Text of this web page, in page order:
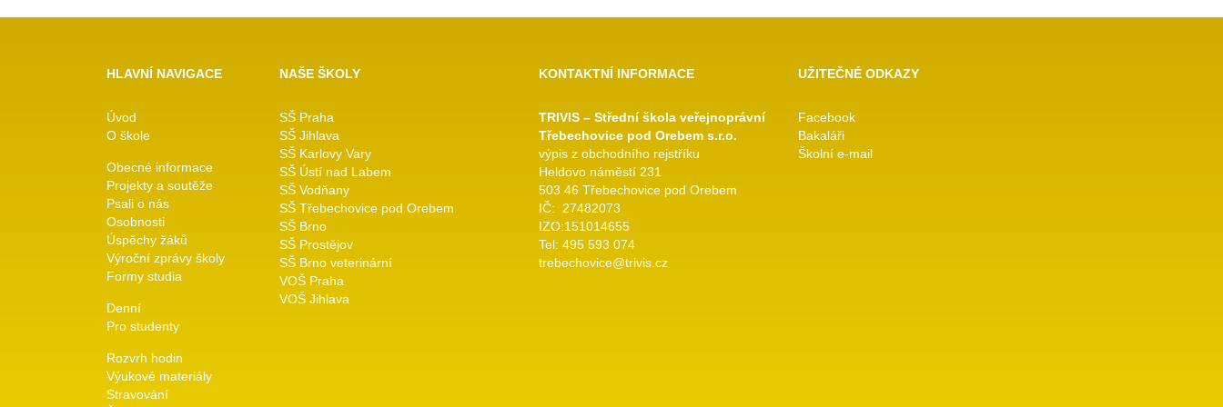
HLAVNÍ NAVIGACE
Úvod
O škole
Obecné informace
Projekty a soutěže
Psali o nás
Osobnosti
Úspěchy žáků
Výroční zprávy školy
Formy studia
Denní
Pro studenty
Rozvrh hodin
Výukové materiály
Stravování
NAŠE ŠKOLY
SŠ Praha
SŠ Jihlava
SŠ Karlovy Vary
SŠ Ústí nad Labem
SŠ Vodňany
SŠ Třebechovice pod Orebem
SŠ Brno
SŠ Prostějov
SŠ Brno veterinární
VOŠ Praha
VOŠ Jihlava
KONTAKTNÍ INFORMACE
TRIVIS – Střední škola veřejnoprávní
Třebechovice pod Orebem s.r.o.
výpis z obchodního rejstříku
Heldovo náměstí 231
503 46 Třebechovice pod Orebem
IČ: 27482073
IZO:151014655
Tel: 495 593 074
trebechovice@trivis.cz
UŽITEČNÉ ODKAZY
Facebook
Bakaláři
Školní e-mail